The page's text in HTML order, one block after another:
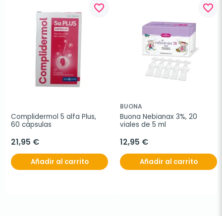
favorite_border
Complidermol 5 alfa Plus,
60 cápsulas
21,95 €
Añadir al carrito
favorite_border
BUONA
Buona Nebianax 3%, 20
viales de 5 ml
12,95 €
Añadir al carrito